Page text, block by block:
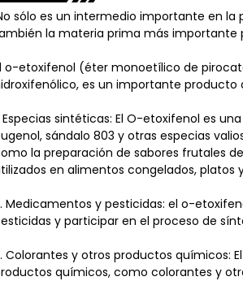
sólo es un intermedio importante en
la materia prima más importante
o-etoxifenol (éter monoetílico de
es un importante producto
Especias sintéticas: El O-etoxifenol es
sándalo 803 y otras especias
la preparación de sabores frutales
en alimentos congelados, platos
Medicamentos y pesticidas: el o-
y participar en el proceso de
Colorantes y otros productos químicos:
químicos, como colorantes y